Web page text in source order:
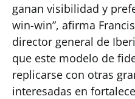
ganan visibilidad y
win-win”, afirma
director general de
que este modelo de
replicarse con otras
interesadas en